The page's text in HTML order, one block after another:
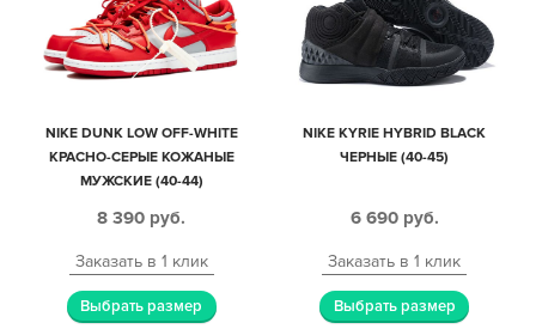
NIKE DUNK LOW OFF-WHITE
КРАСНО-СЕРЫЕ КОЖАНЫЕ
МУЖСКИЕ (40-44)
8 390 руб.
Заказать в 1 клик
Выбрать размер
NIKE KYRIE HYBRID BLACK
ЧЕРНЫЕ (40-45)
6 690 руб.
Заказать в 1 клик
Выбрать размер